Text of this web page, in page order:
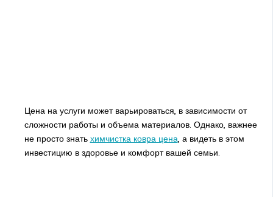
Цена на услуги может варьироваться, в зависимости от
сложности работы и объема материалов. Однако, важнее
не просто знать химчистка ковра цена , а видеть в этом
инвестицию в здоровье и комфорт вашей семьи.